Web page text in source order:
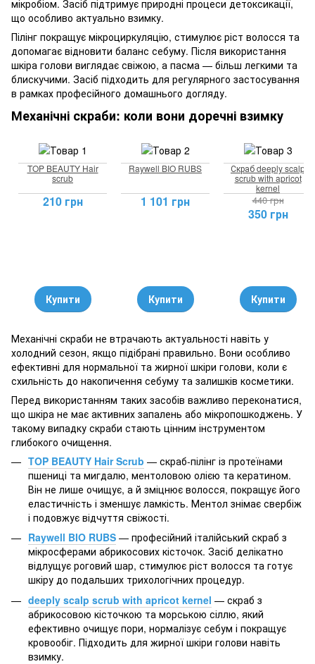
мікробіом. Засіб підтримує природні процеси детоксикації,
що особливо актуально взимку.
Пілінг покращує мікроциркуляцію, стимулює ріст волосся та
допомагає відновити баланс себуму. Після використання
шкіра голови виглядає свіжою, а пасма — більш легкими та
блискучими. Засіб підходить для регулярного застосування
в рамках професійного домашнього догляду.
Механічні скраби: коли вони доречні взимку
TOP BEAUTY Hair
scrub
210 грн
Купити
Raywell BIO RUBS
1 101 грн
Купити
Скраб deeply scalp
scrub with apricot
kernel
440 грн
350 грн
Купити
Механічні скраби не втрачають актуальності навіть у
холодний сезон, якщо підібрані правильно. Вони особливо
ефективні для нормальної та жирної шкіри голови, коли є
схильність до накопичення себуму та залишків косметики.
Перед використанням таких засобів важливо переконатися,
що шкіра не має активних запалень або мікропошкоджень. У
такому випадку скраби стають цінним інструментом
глибокого очищення.
TOP BEAUTY Hair Scrub — скраб-пілінг із протеїнами
пшениці та мигдалю, ментоловою олією та кератином.
Він не лише очищує, а й зміцнює волосся, покращує його
еластичність і зменшує ламкість. Ментол знімає свербіж
і подовжує відчуття свіжості.
Raywell BIO RUBS — професійний італійський скраб з
мікросферами абрикосових кісточок. Засіб делікатно
відлущує роговий шар, стимулює ріст волосся та готує
шкіру до подальших трихологічних процедур.
deeply scalp scrub with apricot kernel — скраб з
абрикосовою кісточкою та морською сіллю, який
ефективно очищує пори, нормалізує себум і покращує
кровообіг. Підходить для жирної шкіри голови навіть
взимку.